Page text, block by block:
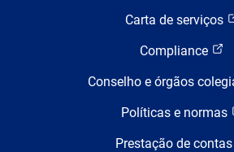
Carta de serviços
Compliance
Conselho e órgãos
Políticas e normas
Prestação de contas